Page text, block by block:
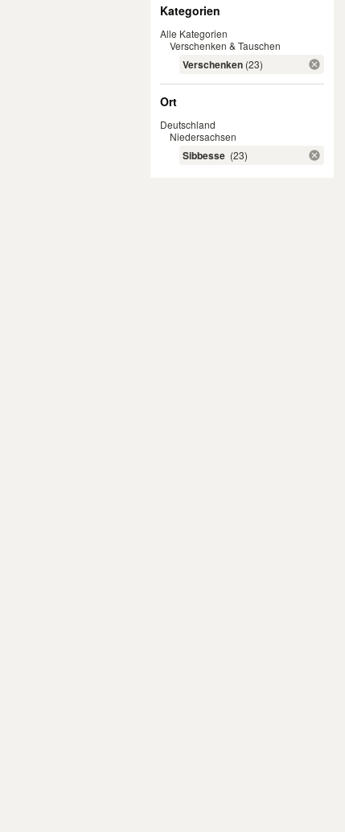
Kategorien
Alle Kategorien
Verschenken & Tauschen
Verschenken (23)
Ort
Deutschland
Niedersachsen
Sibbesse (23)